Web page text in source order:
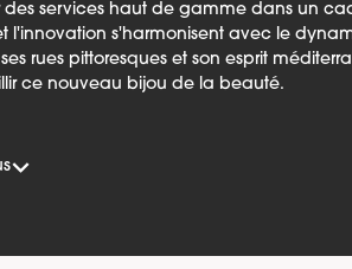
des services haut de gamme dans un
l'innovation s'harmonisent avec le
rues pittoresques et son esprit
ce nouveau bijou de la beauté.